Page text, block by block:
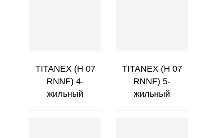
TITANEX (H 07
RNNF) 4-
жильный
TITANEX (H 07
RNNF) 5-
жильный